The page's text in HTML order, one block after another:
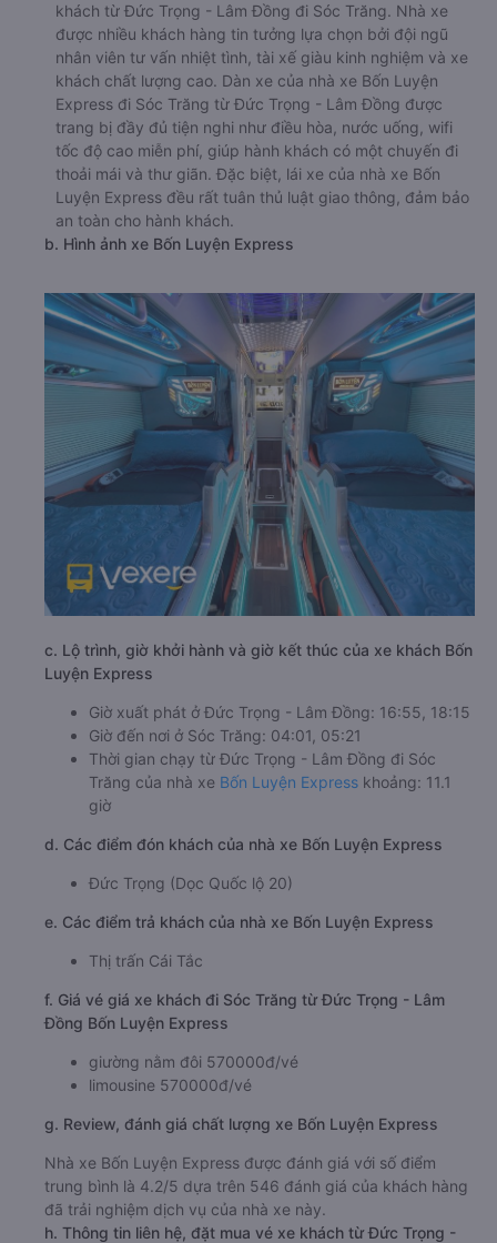
khách từ Đức Trọng - Lâm Đồng đi Sóc Trăng. Nhà xe
được nhiều khách hàng tin tưởng lựa chọn bởi đội ngũ
nhân viên tư vấn nhiệt tình, tài xế giàu kinh nghiệm và xe
khách chất lượng cao. Dàn xe của nhà xe Bốn Luyện
Express đi Sóc Trăng từ Đức Trọng - Lâm Đồng được
trang bị đầy đủ tiện nghi như điều hòa, nước uống, wifi
tốc độ cao miễn phí, giúp hành khách có một chuyến đi
thoải mái và thư giãn. Đặc biệt, lái xe của nhà xe Bốn
Luyện Express đều rất tuân thủ luật giao thông, đảm bảo
an toàn cho hành khách.
b. Hình ảnh xe Bốn Luyện Express
c. Lộ trình, giờ khởi hành và giờ kết thúc của xe khách Bốn
Luyện Express
Giờ xuất phát ở Đức Trọng - Lâm Đồng: 16:55, 18:15
Giờ đến nơi ở Sóc Trăng: 04:01, 05:21
Thời gian chạy từ Đức Trọng - Lâm Đồng đi Sóc
Trăng của nhà xe Bốn Luyện Express khoảng: 11.1
giờ
d. Các điểm đón khách của nhà xe Bốn Luyện Express
Đức Trọng (Dọc Quốc lộ 20)
e. Các điểm trả khách của nhà xe Bốn Luyện Express
Thị trấn Cái Tắc
f. Giá vé giá xe khách đi Sóc Trăng từ Đức Trọng - Lâm
Đồng Bốn Luyện Express
giường nằm đôi 570000đ/vé
limousine 570000đ/vé
g. Review, đánh giá chất lượng xe Bốn Luyện Express
Nhà xe Bốn Luyện Express được đánh giá với số điểm
trung bình là 4.2/5 dựa trên 546 đánh giá của khách hàng
đã trải nghiệm dịch vụ của nhà xe này.
h. Thông tin liên hệ, đặt mua vé xe khách từ Đức Trọng -